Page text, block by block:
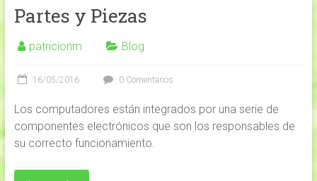
Partes y Piezas
patricionm Blog
16/05/2016 0 Comentarios
Los computadores están integrados por una serie de
componentes electrónicos que son los responsables de
su correcto funcionamiento.